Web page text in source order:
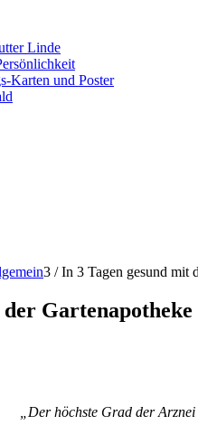
Linde
Karten und Poster
3 / In 3 Tagen gesund mit
Gartenapotheke
„Der höchste Grad der